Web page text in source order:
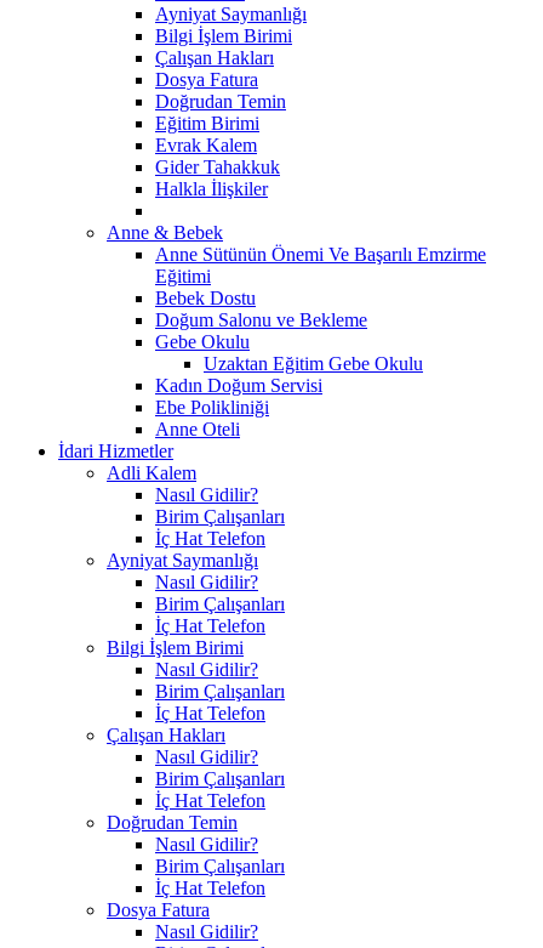
Ayniyat Saymanlığı
Bilgi İşlem Birimi
Çalışan Hakları
Dosya Fatura
Doğrudan Temin
Eğitim Birimi
Evrak Kalem
Gider Tahakkuk
Halkla İlişkiler
Anne & Bebek
Anne Sütünün Önemi Ve Başarılı Emzirme
Eğitimi
Bebek Dostu
Doğum Salonu ve Bekleme
Gebe Okulu
Uzaktan Eğitim Gebe Okulu
Kadın Doğum Servisi
Ebe Polikliniği
Anne Oteli
İdari Hizmetler
Adli Kalem
Nasıl Gidilir?
Birim Çalışanları
İç Hat Telefon
Ayniyat Saymanlığı
Nasıl Gidilir?
Birim Çalışanları
İç Hat Telefon
Bilgi İşlem Birimi
Nasıl Gidilir?
Birim Çalışanları
İç Hat Telefon
Çalışan Hakları
Nasıl Gidilir?
Birim Çalışanları
İç Hat Telefon
Doğrudan Temin
Nasıl Gidilir?
Birim Çalışanları
İç Hat Telefon
Dosya Fatura
Nasıl Gidilir?